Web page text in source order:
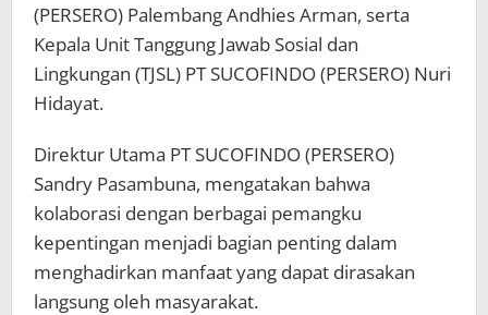
(PERSERO) Palembang Andhies Arman, serta
Kepala Unit Tanggung Jawab Sosial dan
Lingkungan (TJSL) PT SUCOFINDO (PERSERO) Nuri
Hidayat.
Direktur Utama PT SUCOFINDO (PERSERO)
Sandry Pasambuna, mengatakan bahwa
kolaborasi dengan berbagai pemangku
kepentingan menjadi bagian penting dalam
menghadirkan manfaat yang dapat dirasakan
langsung oleh masyarakat.